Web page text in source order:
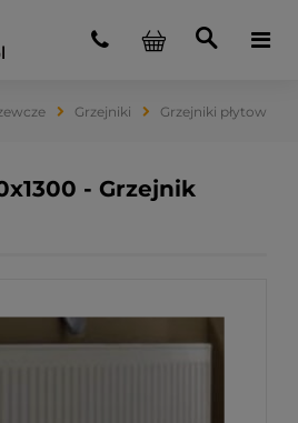
Grzejniki Grzejniki płytowe
- Grzejnik